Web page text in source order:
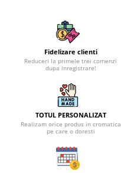
Fidelizare clienti
Reduceri la primele trei comenzi
dupa inregistrare!
TOTUL PERSONALIZAT
Realizam orice produs in cromatica
pe care o doresti